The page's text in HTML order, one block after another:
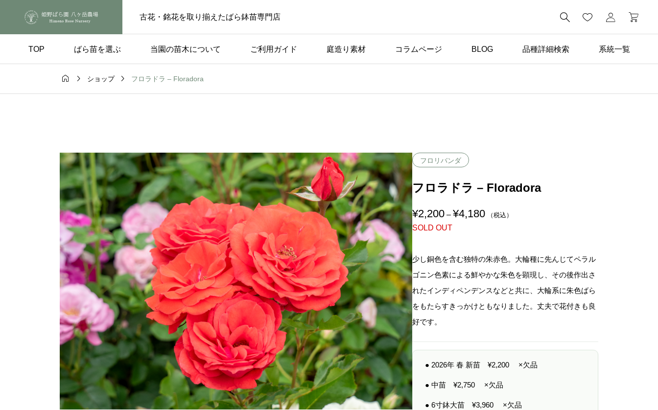
古花・銘花を取り揃えたばら鉢苗専門店 
TOP ばら苗を選ぶ 当園の苗木について ご利用ガイド 庭造り素材 コラムページ BLOG 品種詳細検索 系統一覧
れ 品種の選び方 ばら苗の手入れ ばら苗の手入れ
  ショップ  フロラドラ – Floradora
フロリバンダ
フロラドラ – Floradora
¥2,200 – ¥4,180価
格
,
0
–
4
（税込）
SOLD OUT
少し銅色を含む独特の朱赤色。大輪種に先んじてペラル
ゴニン色素による鮮やかな朱色を顕現し、その後作出さ
れたインディペンデンスなどと共に、大輪系に朱色ばら
をもたらすきっかけともなりました。丈夫で花付きも良
好です。
● 2026年 春 新苗 ¥2,200 ×欠品
● 中苗 ¥2,750 ×欠品
● 6寸鉢大苗 ¥3,960 ×欠品